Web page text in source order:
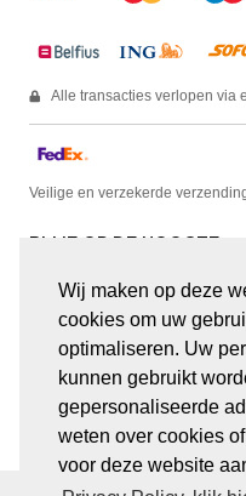
Wij maken op deze
cookies om uw
optimaliseren. Uw
kunnen gebruikt
gepersonaliseerde
weten over cookies
voor deze website
Alle transacties verlopen via
Veilige en verzekerde
BLIJF OP DE HOOGTE
facebook